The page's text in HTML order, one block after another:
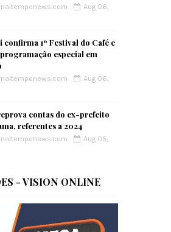
Aug 06,
confirma 1º Festival do Café e
especial em
Aug 06,
contas do ex-prefeito
referentes a 2024
Aug 05,
- VISION ONLINE